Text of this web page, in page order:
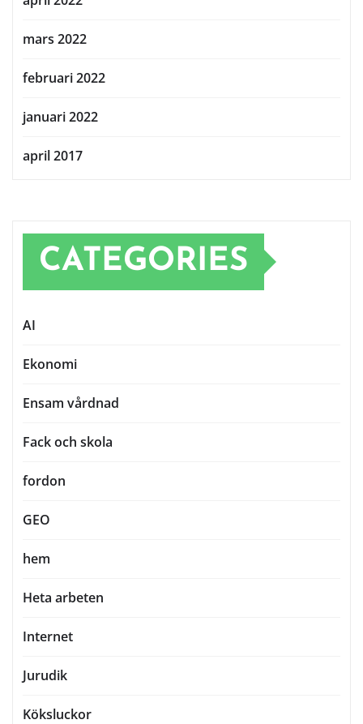
mars 2022
februari 2022
januari 2022
april 2017
CATEGORIES
AI
Ekonomi
Ensam vårdnad
Fack och skola
fordon
GEO
hem
Heta arbeten
Internet
Jurudik
Köksluckor